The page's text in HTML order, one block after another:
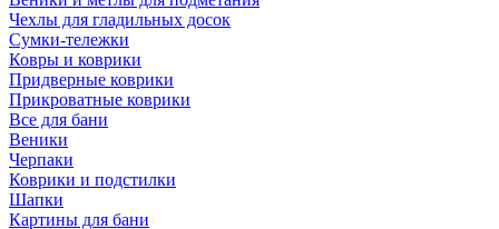
Чехлы для гладильных досок
Сумки-тележки
Ковры и коврики
Придверные коврики
Прикроватные коврики
Все для бани
Веники
Черпаки
Коврики и подстилки
Шапки
Картины для бани